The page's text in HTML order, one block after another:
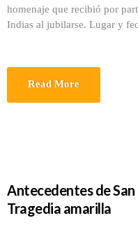
homenaje que recibió por
Indias al jubilarse. Lugar y
Read More
Antecedentes de
Tragedia amarilla